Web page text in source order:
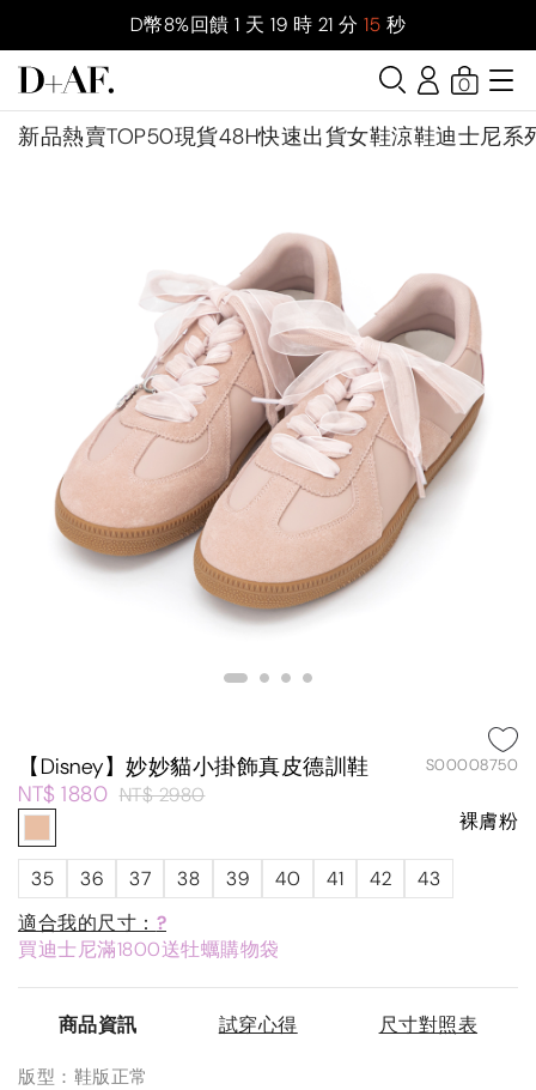
D幣8%回饋 1 天 19 時 21 分 14 秒
新品熱賣TOP50現貨48H快速出貨女鞋涼鞋迪士尼系
0
【Disney】妙妙貓小掛飾真皮德訓鞋 S00008750
NT$ 1880 NT$ 2980
裸膚粉
35 36 37 38 39 40 41 42
43
適合我的尺寸： ?
買迪士尼滿1800送牡蠣購物袋
商品資訊 試穿心得 尺寸對照表
版型：鞋版正常